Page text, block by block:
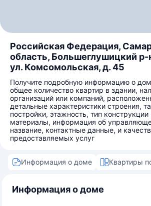
Российская Федерация,
область, Большеглушицкий
ул. Комсомольская, д. 45
Получите подробную информацию о
общее количество квартир в здании,
организаций или компаний,
детальные характеристики строения,
постройки, этажность, тип
материалы, информация об
название, контактные данные, и
предоставляемых услуг
Информация о доме Квартиры
Информация о доме